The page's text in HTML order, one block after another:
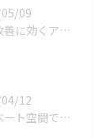
09
肩こり改善に効くアロマリンパの手技と効果
12
プライベート空間で極上アロマリンパケアの効果